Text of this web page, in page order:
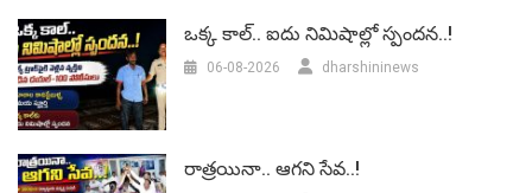
ఒక్క కాల్.. ఐదు నిమిషాల్లో స్పందన..!
06-08-2026 dharshininews
రాత్రయినా.. ఆగని సేవ..!